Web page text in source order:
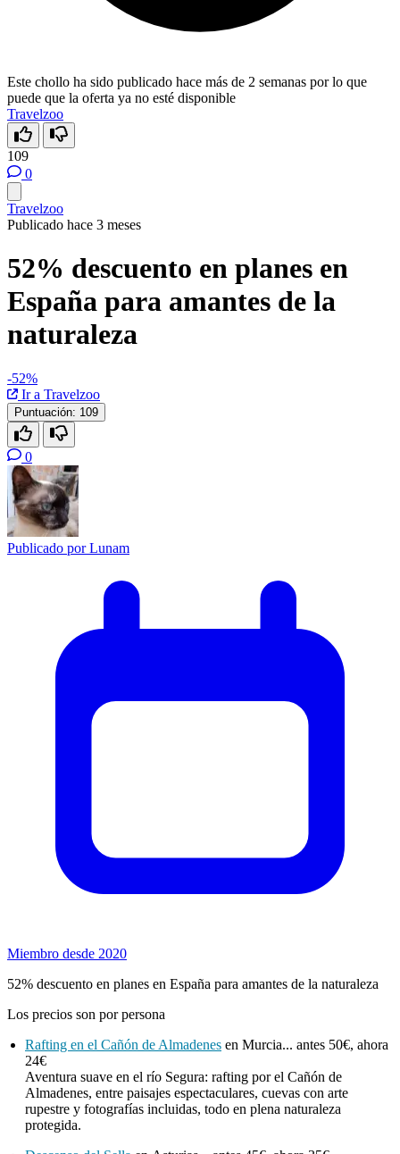
Este chollo ha sido publicado hace más de 2 semanas por lo que
puede que la oferta ya no esté disponible
Travelzoo
109
0
Travelzoo
Publicado hace 3 meses
52% descuento en planes en
España para amantes de la
naturaleza
-52%
Ir a Travelzoo
Puntuación: 109
0
Publicado porLunam
Miembro desde 2020
52% descuento en planes en España para amantes de la naturaleza
Los precios son por persona
Rafting en el Cañón de Almadenes en Murcia... antes 50€, ahora
24€
Aventura suave en el río Segura: rafting por el Cañón de
Almadenes, entre paisajes espectaculares, cuevas con arte
rupestre y fotografías incluidas, todo en plena naturaleza
protegida.